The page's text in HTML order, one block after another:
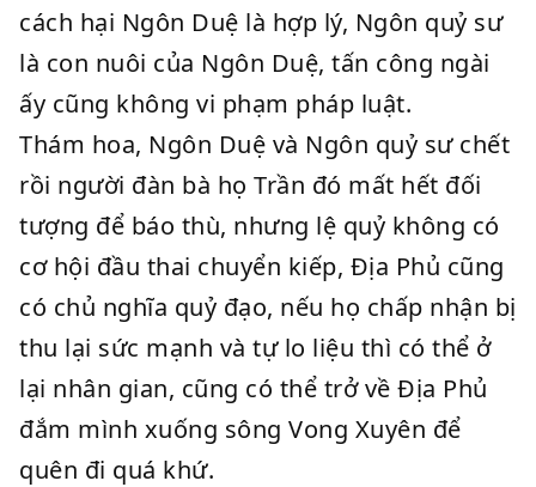
cách hại Ngôn Duệ là hợp lý, Ngôn quỷ sư
là con nuôi của Ngôn Duệ, tấn công ngài
ấy cũng không vi phạm pháp luật.
Thám hoa, Ngôn Duệ và Ngôn quỷ sư chết
rồi người đàn bà họ Trần đó mất hết đối
tượng để báo thù, nhưng lệ quỷ không có
cơ hội đầu thai chuyển kiếp, Địa Phủ cũng
có chủ nghĩa quỷ đạo, nếu họ chấp nhận bị
thu lại sức mạnh và tự lo liệu thì có thể ở
lại nhân gian, cũng có thể trở về Địa Phủ
đắm mình xuống sông Vong Xuyên để
quên đi quá khứ.